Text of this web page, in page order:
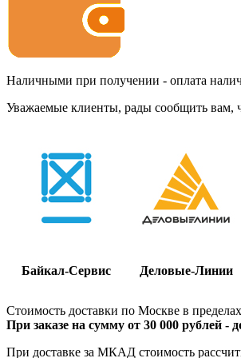
Наличными при получении - оплата
Уважаемые клиенты, рады сообщить вам,
Байкал-Сервис Деловые-Линии
Стоимость доставки по Москве в
При заказе на сумму от 30 000 рублей -
При доставке за МКАД стоимость